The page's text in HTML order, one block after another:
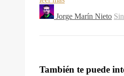
Jorge Marín Nieto
También te puede